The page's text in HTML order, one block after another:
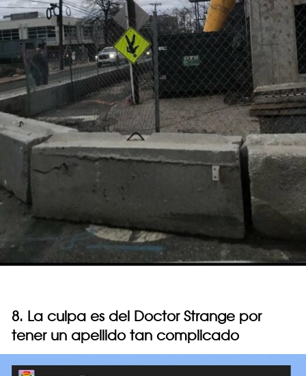
8. La culpa es del Doctor Strange por
tener un apellido tan complicado